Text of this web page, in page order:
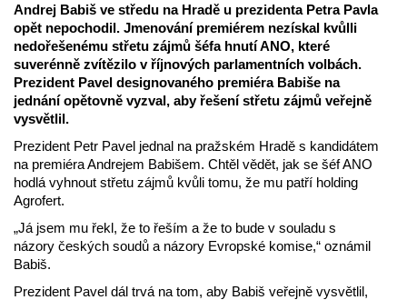
Andrej Babiš ve středu na Hradě u prezidenta Petra Pavla
opět nepochodil. Jmenování premiérem nezískal kvůlli
nedořešenému střetu zájmů šéfa hnutí ANO, které
suverénně zvítězilo v říjnových parlamentních volbách.
Prezident Pavel designovaného premiéra Babiše na
jednání opětovně vyzval, aby řešení střetu zájmů veřejně
vysvětlil.
Prezident Petr Pavel jednal na pražském Hradě s kandidátem
na premiéra Andrejem Babišem. Chtěl vědět, jak se šéf ANO
hodlá vyhnout střetu zájmů kvůli tomu, že mu patří holding
Agrofert.
„Já jsem mu řekl, že to řeším a že to bude v souladu s
názory českých soudů a názory Evropské komise,“ oznámil
Babiš.
Prezident Pavel dál trvá na tom, aby Babiš veřejně vysvětlil,